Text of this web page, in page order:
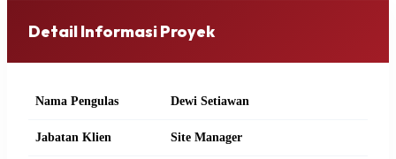
Detail Informasi Proyek
Nama Pengulas Dewi Setiawan
Jabatan Klien Site Manager